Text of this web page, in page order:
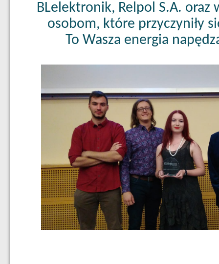
BLelektronik, Relpol S.A. oraz
osobom, które przyczyniły
To Wasza energia